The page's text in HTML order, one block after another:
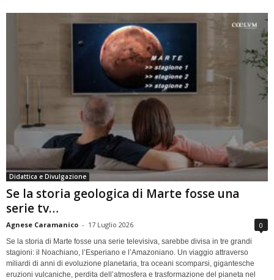
Didattica e Divulgazione
Se la storia geologica di Marte fosse una
serie tv…
Agnese Caramanico - 17 Luglio 2026 0
Se la storia di Marte fosse una serie televisiva, sarebbe divisa in tre grandi
stagioni: il Noachiano, l’Esperiano e l’Amazoniano. Un viaggio attraverso
miliardi di anni di evoluzione planetaria, tra oceani scomparsi, gigantesche
eruzioni vulcaniche, perdita dell’atmosfera e trasformazione del pianeta nel